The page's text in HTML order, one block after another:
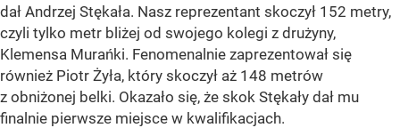
dał Andrzej Stękała. Nasz reprezentant skoczył 152 metry,
czyli tylko metr bliżej od swojego kolegi z drużyny,
Klemensa Murańki. Fenomenalnie zaprezentował się
również Piotr Żyła, który skoczył aż 148 metrów
z obniżonej belki. Okazało się, że skok Stękały dał mu
finalnie pierwsze miejsce w kwalifikacjach.